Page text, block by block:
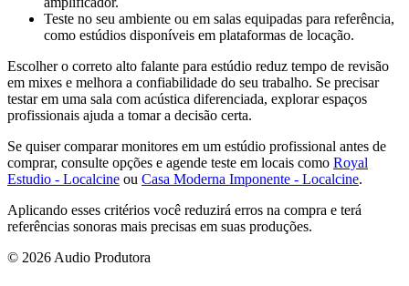
Teste no seu ambiente ou em salas equipadas para referência,
como estúdios disponíveis em plataformas de locação.
Escolher o correto alto falante para estúdio reduz tempo de revisão
em mixes e melhora a confiabilidade do seu trabalho. Se precisar
testar em uma sala com acústica diferenciada, explorar espaços
profissionais ajuda a tomar a decisão certa.
Se quiser comparar monitores em um estúdio profissional antes de
comprar, consulte opções e agende teste em locais como Royal
Estudio - Localcine ou Casa Moderna Imponente - Localcine.
Aplicando esses critérios você reduzirá erros na compra e terá
referências sonoras mais precisas em suas produções.
© 2026 Audio Produtora